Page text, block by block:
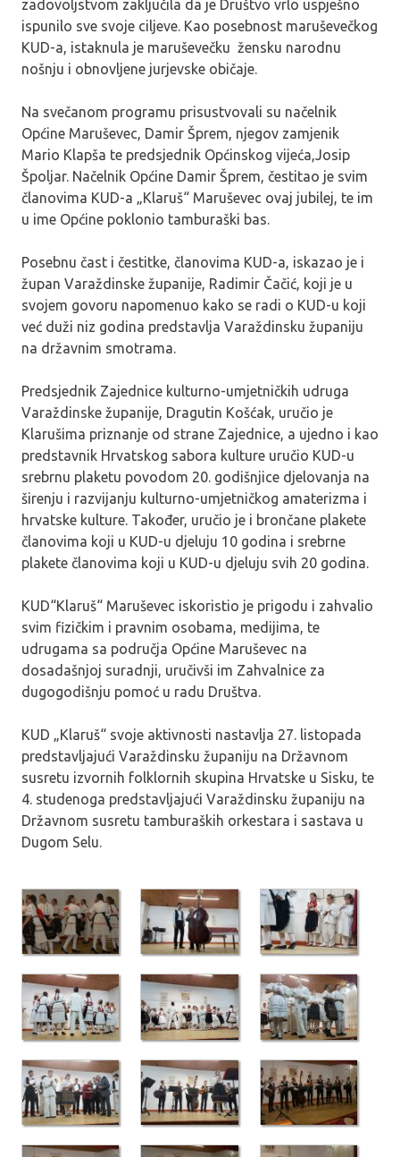
zadovoljstvom zaključila da je Društvo vrlo uspješno
ispunilo sve svoje ciljeve. Kao posebnost maruševečkog
KUD-a, istaknula je maruševečku žensku narodnu
nošnju i obnovljene jurjevske običaje.
Na svečanom programu prisustvovali su načelnik
Općine Maruševec, Damir Šprem, njegov zamjenik
Mario Klapša te predsjednik Općinskog vijeća,Josip
Špoljar. Načelnik Općine Damir Šprem, čestitao je svim
članovima KUD-a „Klaruš“ Maruševec ovaj jubilej, te im
u ime Općine poklonio tamburaški bas.
Posebnu čast i čestitke, članovima KUD-a, iskazao je i
župan Varaždinske županije, Radimir Čačić, koji je u
svojem govoru napomenuo kako se radi o KUD-u koji
već duži niz godina predstavlja Varaždinsku županiju
na državnim smotrama.
Predsjednik Zajednice kulturno-umjetničkih udruga
Varaždinske županije, Dragutin Košćak, uručio je
Klarušima priznanje od strane Zajednice, a ujedno i kao
predstavnik Hrvatskog sabora kulture uručio KUD-u
srebrnu plaketu povodom 20. godišnjice djelovanja na
širenju i razvijanju kulturno-umjetničkog amaterizma i
hrvatske kulture. Također, uručio je i brončane plakete
članovima koji u KUD-u djeluju 10 godina i srebrne
plakete članovima koji u KUD-u djeluju svih 20 godina.
KUD“Klaruš“ Maruševec iskoristio je prigodu i zahvalio
svim fizičkim i pravnim osobama, medijima, te
udrugama sa područja Općine Maruševec na
dosadašnjoj suradnji, uručivši im Zahvalnice za
dugogodišnju pomoć u radu Društva.
KUD „Klaruš“ svoje aktivnosti nastavlja 27. listopada
predstavljajući Varaždinsku županiju na Državnom
susretu izvornih folklornih skupina Hrvatske u Sisku, te
4. studenoga predstavljajući Varaždinsku županiju na
Državnom susretu tamburaških orkestara i sastava u
Dugom Selu.